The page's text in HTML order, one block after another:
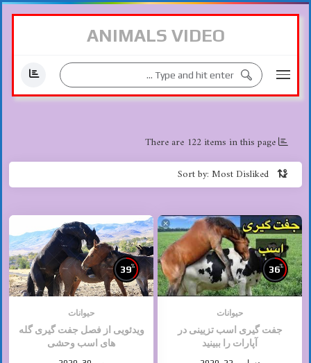
ANIMALS VIDEO
Sort by: Most Disliked
There are 122 items in this page
36%
حیوانات
جفت گیری اسب تزیینی در
آپارات را ببینید
39%
حیوانات
ویدئویی از فصل جفت گیری گله
های اسب وحشی